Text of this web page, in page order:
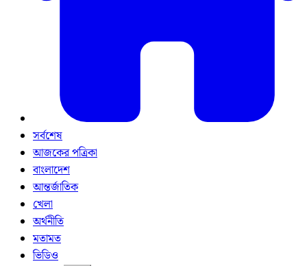
সর্বশেষ
আজকের পত্রিকা
বাংলাদেশ
আন্তর্জাতিক
খেলা
অর্থনীতি
মতামত
ভিডিও